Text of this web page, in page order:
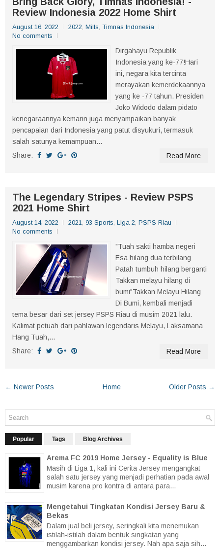
Review Indonesia 2022 Home Shirt
August 16, 2022 2022 Mills Timnas Indonesia
No comments
Dirgahayu Republik
Indonesia yang ke-77!Hari
ini, negara kita tercinta
merayakan kemerdekaannya
yang ke -77 tahun. Presiden
Joko Widodo dalam pidato
kenegaraannya kemarin juga menyampaikan banyak
pencapaian dari Indonesia yang patut disyukuri, termasuk
salah satunya kemampuan...
Share:
Read More
The Legendary Stripes - Review PSPS
2021 Home Shirt
August 14, 2022 2021 93 Sports Liga 2 PSPS Riau
No comments
"Tuah sakti hamba negeri
Esa hilang dua terbilang
Patah tumbuh hilang berganti
Takkan melayu hilang di
bumi"Takkan Melayu Hilang
Di Bumi, kembali menjadi
tema besar dari set jersey PSPS Riau di musim 2021 lalu.
Kalimat petuah dari pahlawan legendaris Melayu, Laksamana
Hang Tuah,...
Share:
Read More
← Newer Posts Older Posts →
Home
Popular Tags Blog Archives
Arema FC 2019 Home Jersey - Equality is Blue
Masih di Liga 1, kali ini Cerita Jersey mengangkat
salah satu jersey yang menjadi perhatian pada awal
musim karena pro kontra di antara para...
Mengetahui Tingkatan Kondisi Jersey Baru &
Bekas
Dalam jual beli jersey, seringkali kita menemukan
istilah-istilah dalam bentuk singkatan yang
menggambarkan kondisi jersey. Nah apa saja sih...